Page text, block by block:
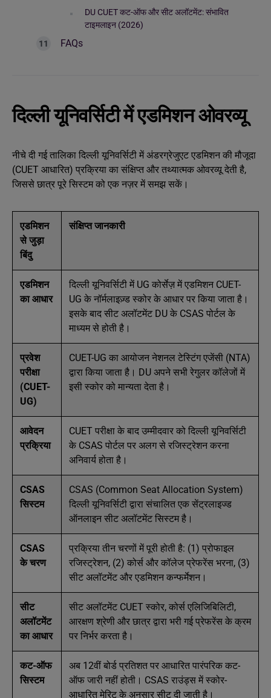
DU CUET कट-ऑफ और सीट अलॉटमेंट: संभावित
टाइमलाइन (2026)
FAQs
दिल्ली यूनिवर्सिटी में एडमिशन ओवरव्यू
नीचे दी गई तालिका दिल्ली यूनिवर्सिटी में अंडरग्रेजुएट एडमिशन की मौजूदा
(CUET आधारित) प्रक्रिया का संक्षिप्त और तथ्यात्मक ओवरव्यू देती है,
जिससे छात्र पूरे सिस्टम को एक नज़र में समझ सकें।
एडमिशन
से जुड़ा
बिंदु
संक्षिप्त जानकारी
एडमिशन
का आधार
दिल्ली यूनिवर्सिटी में UG कोर्सेज़ में एडमिशन CUET-
UG के नॉर्मलाइज़्ड स्कोर के आधार पर किया जाता है।
इसके बाद सीट अलॉटमेंट DU के CSAS पोर्टल के
माध्यम से होती है।
प्रवेश
परीक्षा
(CUET-
UG)
CUET-UG का आयोजन नेशनल टेस्टिंग एजेंसी (NTA)
द्वारा किया जाता है। DU अपने सभी रेगुलर कॉलेजों में
इसी स्कोर को मान्यता देता है।
आवेदन
प्रक्रिया
CUET परीक्षा के बाद उम्मीदवार को दिल्ली यूनिवर्सिटी
के CSAS पोर्टल पर अलग से रजिस्ट्रेशन करना
अनिवार्य होता है।
CSAS
सिस्टम
CSAS (Common Seat Allocation System)
दिल्ली यूनिवर्सिटी द्वारा संचालित एक सेंट्रलाइज्ड
ऑनलाइन सीट अलॉटमेंट सिस्टम है।
CSAS
के चरण
प्रक्रिया तीन चरणों में पूरी होती है: (1) प्रोफाइल
रजिस्ट्रेशन, (2) कोर्स और कॉलेज प्रेफरेंस भरना, (3)
सीट अलॉटमेंट और एडमिशन कन्फर्मेशन।
सीट
अलॉटमेंट
का आधार
सीट अलॉटमेंट CUET स्कोर, कोर्स एलिजिबिलिटी,
आरक्षण श्रेणी और छात्र द्वारा भरी गई प्रेफरेंस के क्रम
पर निर्भर करता है।
कट-ऑफ
सिस्टम
अब 12वीं बोर्ड प्रतिशत पर आधारित पारंपरिक कट-
ऑफ जारी नहीं होती। CSAS राउंड्स में स्कोर-
आधारित मेरिट के अनुसार सीट दी जाती है।